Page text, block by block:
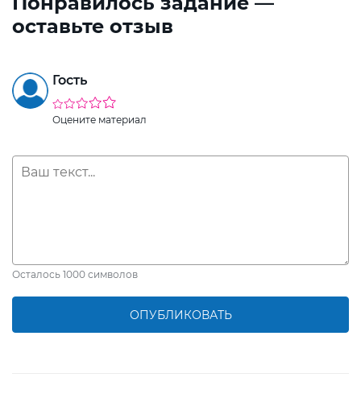
оставьте отзыв
Гость
Оцените материал
Осталось 1000 символов
ОПУБЛИКОВАТЬ